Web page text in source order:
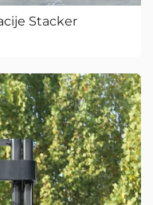
Stacker